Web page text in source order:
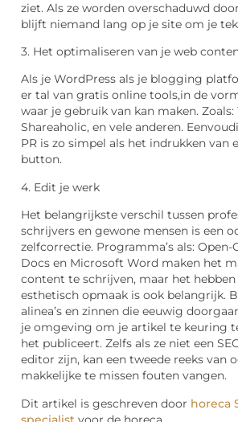
ziet. Als ze worden overschaduwd
blijft niemand lang op je site om je
3. Het optimaliseren van je web
Als je WordPress als je blogging
er tal van gratis online tools,in de
waar je gebruik van kan maken. Zoals:
Shareaholic, en vele anderen.
PR is zo simpel als het indrukken van
button.
4. Edit je werk
Het belangrijkste verschil tussen
schrijvers en gewone mensen is een
zelfcorrectie. Programma’s als: Open-
Docs en Microsoft Word maken het
content te schrijven, maar het
esthetisch opmaak is ook belangrijk.
alinea’s en zinnen die eeuwig
je omgeving om je artikel te keuring
het publiceert. Zelfs als ze niet een
editor zijn, kan een tweede reeks van
makkelijke te missen fouten vangen.
Dit artikel is geschreven door horeca
specialist voor de horeca.